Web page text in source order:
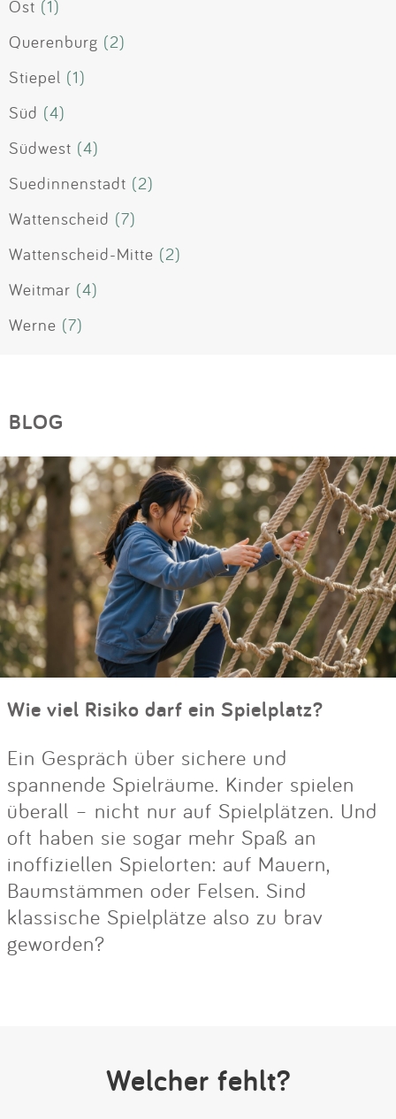
Ost (1)
Querenburg (2)
Stiepel (1)
Süd (4)
Südwest (4)
Suedinnenstadt (2)
Wattenscheid (7)
Wattenscheid-Mitte (2)
Weitmar (4)
Werne (7)
BLOG
Wie viel Risiko darf ein Spielplatz?
Ein Gespräch über sichere und
spannende Spielräume. Kinder spielen
überall – nicht nur auf Spielplätzen. Und
oft haben sie sogar mehr Spaß an
inoffiziellen Spielorten: auf Mauern,
Baumstämmen oder Felsen. Sind
klassische Spielplätze also zu brav
geworden?
Welcher fehlt?